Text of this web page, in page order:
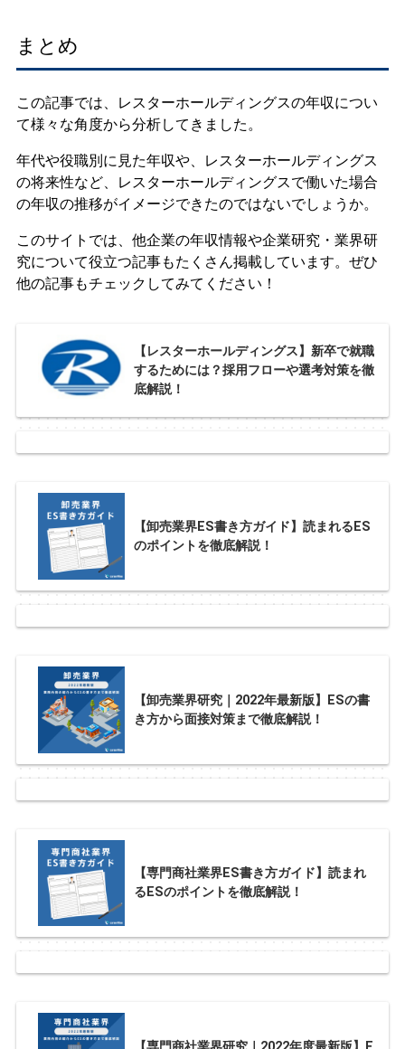
まとめ
この記事では、レスターホールディングスの年収につい
て様々な角度から分析してきました。
年代や役職別に見た年収や、レスターホールディングス
の将来性など、レスターホールディングスで働いた場合
の年収の推移がイメージできたのではないでしょうか。
このサイトでは、他企業の年収情報や企業研究・業界研
究について役立つ記事もたくさん掲載しています。ぜひ
他の記事もチェックしてみてください！
【レスターホールディングス】新卒で就職
するためには？採用フローや選考対策を徹
底解説！
【卸売業界ES書き方ガイド】読まれるES
のポイントを徹底解説！
【卸売業界研究｜2022年最新版】ESの書
き方から面接対策まで徹底解説！
【専門商社業界ES書き方ガイド】読まれ
るESのポイントを徹底解説！